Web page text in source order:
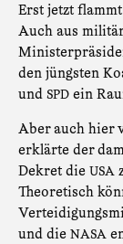
Erst jetzt
Auch aus
den jüngsten
und SPDein
Aber auch hier
erklärte der
Dekret die USA
Theoretisch
und die NASA